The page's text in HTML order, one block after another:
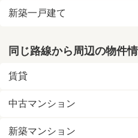
新築一戸建て
同じ路線から周辺の物件
賃貸
中古マンション
新築マンション